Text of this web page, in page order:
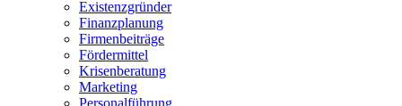
Existenzgründer
Finanzplanung
Firmenbeiträge
Fördermittel
Krisenberatung
Marketing
Personalführung